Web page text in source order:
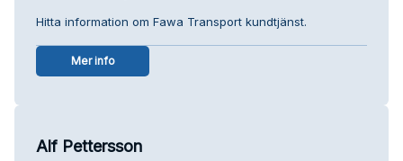
Hitta information om Fawa Transport kundtjänst.
Mer info
Alf Pettersson